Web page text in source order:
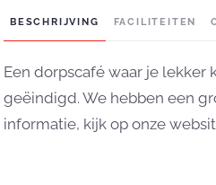
BESCHRIJVING FACILITEITEN
Een dorpscafé waar je lekker
geëindigd. We hebben een
informatie, kijk op onze